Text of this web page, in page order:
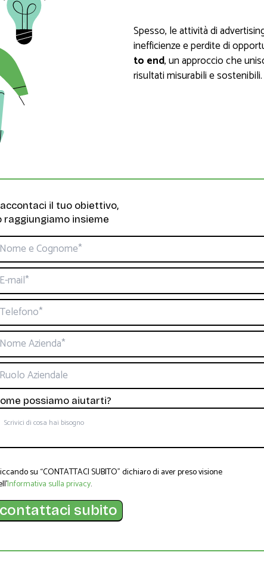
Spesso, le attività di
inefficienze e perdite di
to end, un approccio che
risultati misurabili e sostenibili.
il tuo obiettivo,
raggiungiamo insieme
possiamo aiutarti?
su “CONTATTACI SUBITO” dichiaro di aver preso visione
Informativa sulla privacy.